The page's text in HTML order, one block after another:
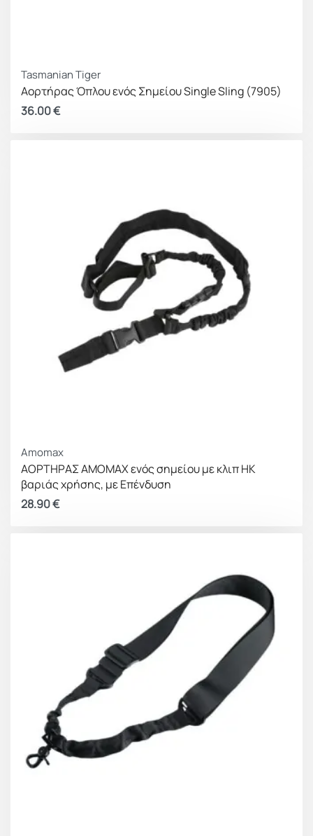
Tasmanian Tiger
Αορτήρας Όπλου ενός Σημείου Single Sling (7905)
36.00€
Amomax
ΑΟΡΤΗΡΑΣ AMOMAX ενός σημείου με κλιπ HK
βαριάς χρήσης, με Επένδυση
28.90€